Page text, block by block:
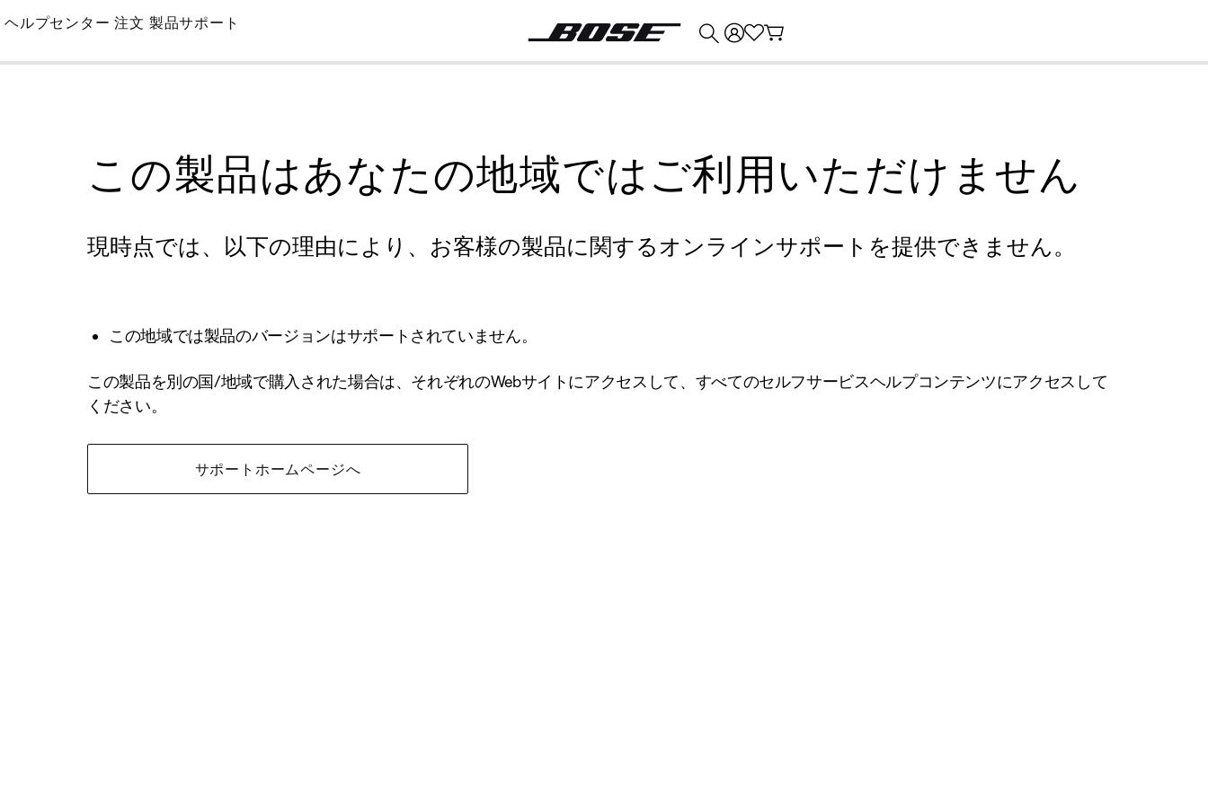
Skip
Main
ヘルプセンター 注文 製品サポート
この製品はあなたの地域ではご利用いただけません
現時点では、以下の理由により、お客様の製品に関するオンラインサポートを提供できません。
この地域では製品のバージョンはサポートされていません。
この製品を別の国/地域で購入された場合は、それぞれのWebサイトにアクセスして、すべてのセルフサービスヘルプコンテンツにアクセスして
ください。
サポートホームページへ